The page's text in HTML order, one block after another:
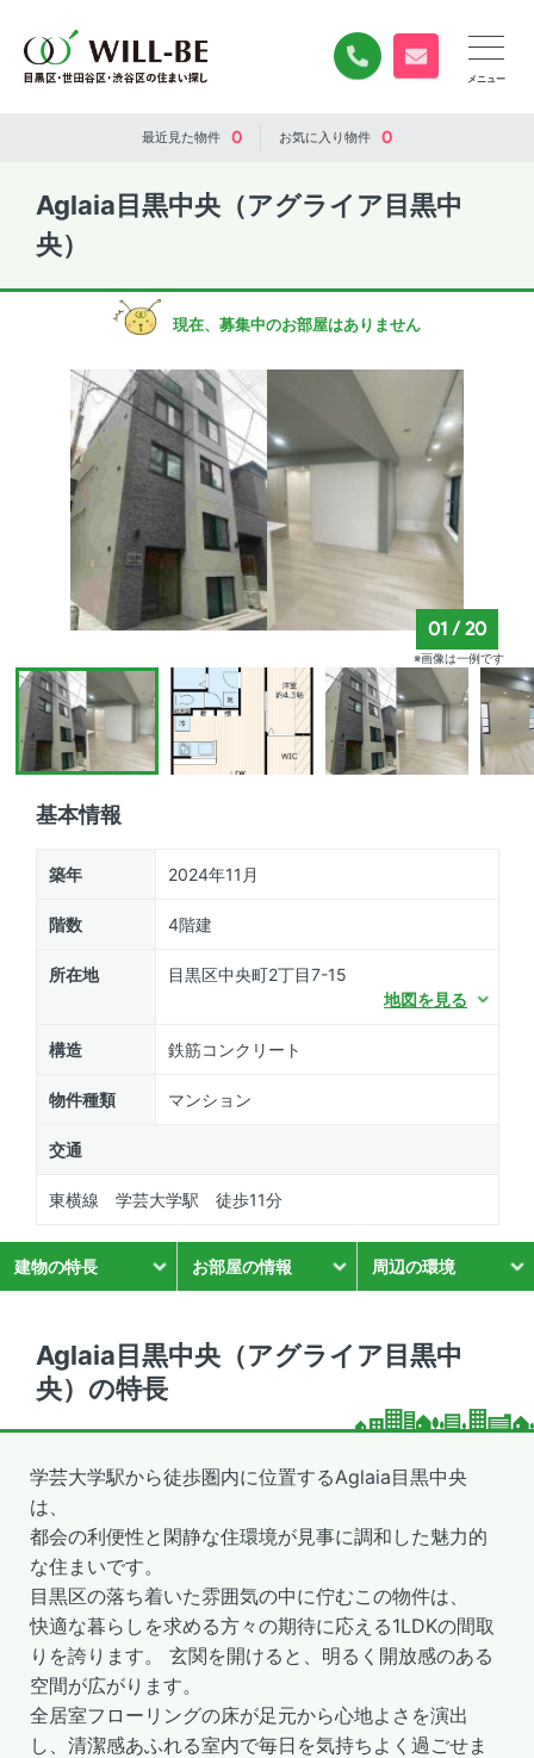
0120-840-834
無料お問い合
最近見た物件 0 お気に入り物件 0
Aglaia目黒中央（アグライア目黒中
央）
現在、募集中のお部屋はありません
基本情報
築年 2024年11月
階数 4階建
所在地
目黒区中央町2丁目7-15
地図を見る
構造 鉄筋コンクリート
物件種類 マンション
交通
東横線 学芸大学駅 徒歩11分
建物の特長 お部屋の情報 周辺の環境
01 /20
※画像は一例です
Aglaia目黒中央（アグライア目黒中
央）の特長
学芸大学駅から徒歩圏内に位置するAglaia目黒中央
は、
都会の利便性と閑静な住環境が見事に調和した魅力的
な住まいです。
目黒区の落ち着いた雰囲気の中に佇むこの物件は、
快適な暮らしを求める方々の期待に応える1LDKの間取
りを誇ります。 玄関を開けると、明るく開放感のある
空間が広がります。
全居室フローリングの床が足元から心地よさを演出
し、清潔感あふれる室内で毎日を気持ちよく過ごせま